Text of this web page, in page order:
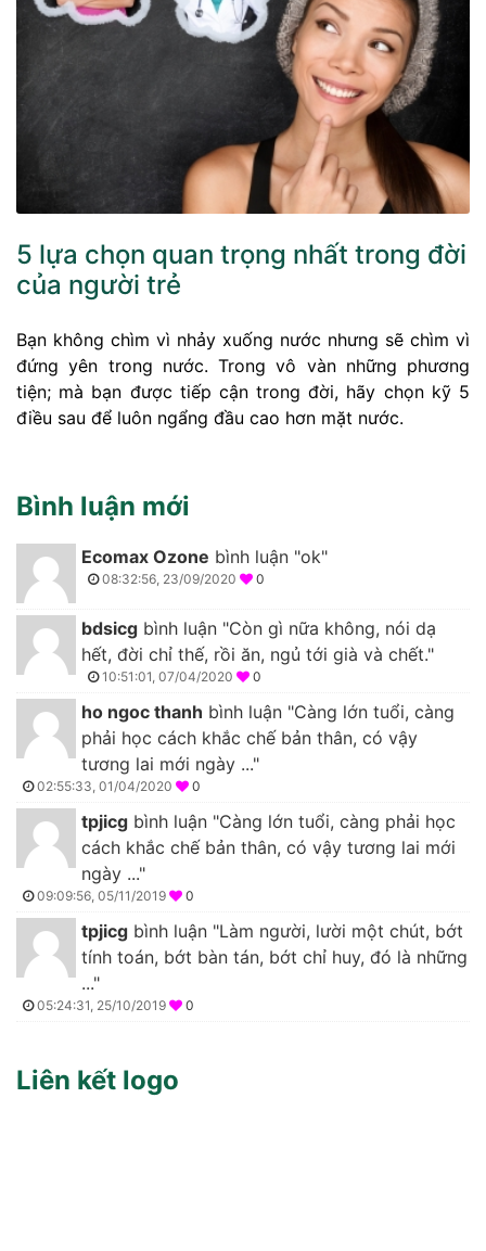
5 lựa chọn quan trọng nhất trong đời
của người trẻ
Bạn không chìm vì nhảy xuống nước nhưng sẽ chìm vì
đứng yên trong nước. Trong vô vàn những phương
tiện; mà bạn được tiếp cận trong đời, hãy chọn kỹ 5
điều sau để luôn ngẩng đầu cao hơn mặt nước.
Bình luận mới
Ecomax Ozone bình luận "ok"
08:32:56, 23/09/2020 0
bdsicg bình luận "Còn gì nữa không, nói dạ
hết, đời chỉ thế, rồi ăn, ngủ tới già và chết."
10:51:01, 07/04/2020 0
ho ngoc thanh bình luận "Càng lớn tuổi, càng
phải học cách khắc chế bản thân, có vậy
tương lai mới ngày ..."
02:55:33, 01/04/2020 0
tpjicg bình luận "Càng lớn tuổi, càng phải học
cách khắc chế bản thân, có vậy tương lai mới
ngày ..."
09:09:56, 05/11/2019 0
tpjicg bình luận "Làm người, lười một chút, bớt
tính toán, bớt bàn tán, bớt chỉ huy, đó là những
..."
05:24:31, 25/10/2019 0
Liên kết logo